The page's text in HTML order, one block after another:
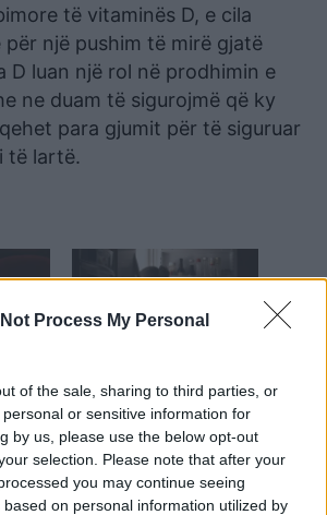
Process My Personal
of the sale, sharing to third parties, or
or sensitive information for
by us, please use the below opt-out
selection. Please note that after your
you may continue seeing
on personal information utilized by
të vitaminës D, e cila
një pushim të mirë gjatë
D luan një rol në prodhimin e
ne duam të sigurojmë që ky
para gjumit për të siguruar
të lartë.
e
jeni uritur para se të flini?